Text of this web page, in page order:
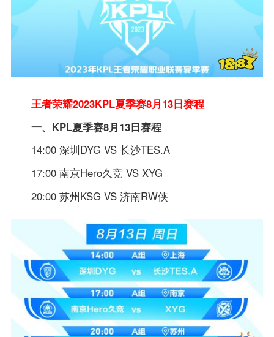
王者荣耀2023KPL夏季赛8月13日赛程
一、KPL夏季赛8月13日赛程
14:00 深圳DYG VS 长沙TES.A
17:00 南京Hero久竞 VS XYG
20:00 苏州KSG VS 济南RW侠